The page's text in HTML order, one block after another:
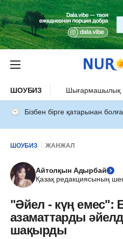
ШОУБИЗ Шығармашылық
Бізбен бірге қатарынан
ШОУБИЗ ЖАНЖАЛ
Айтолқын Адырбай
Қазақ редакциясының
"Әйел - күң емес":
азаматтарды
шақырды